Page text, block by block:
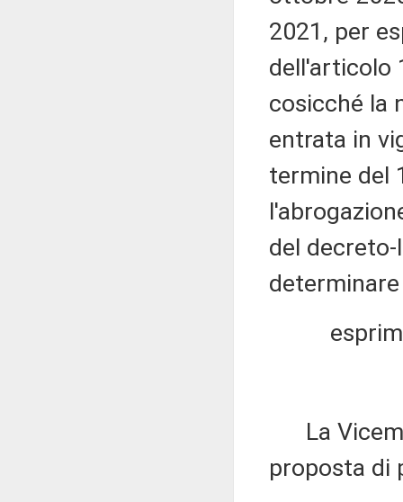
2021, per
dell'articolo
cosicché la
entrata in
termine del
del
La
proposta di